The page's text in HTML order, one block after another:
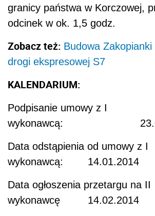
granicy państwa w Korczowej,
odcinek w ok. 1,5 godz.
Zobacz też: Budowa
drogi ekspresowej S7
KALENDARIUM:
Podpisanie umowy z I
wykonawcą:
Data odstąpienia od umowy z I
wykonawcą: 14.01.2014
Data ogłoszenia przetargu na II
wykonawcę 14.02.2014